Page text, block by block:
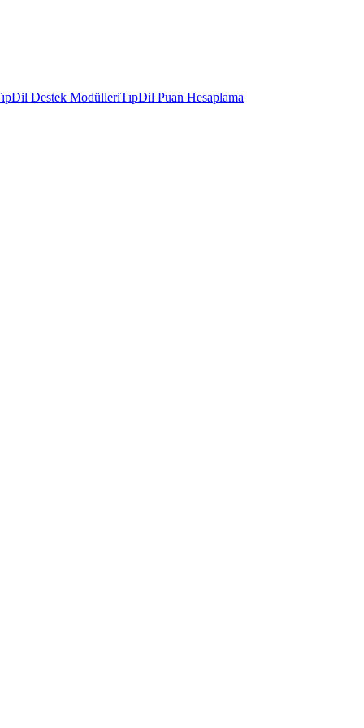
Destek ModülleriTıpDil Puan Hesaplama